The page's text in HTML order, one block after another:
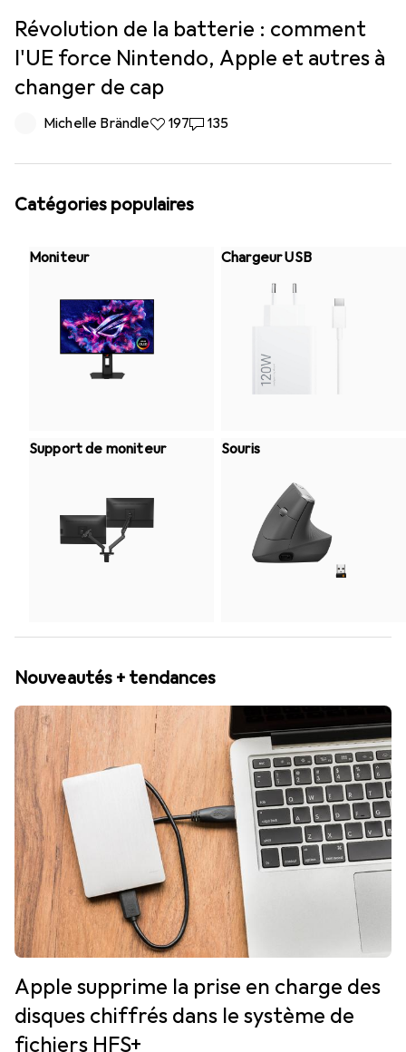
Révolution de la batterie : comment
l'UE force Nintendo, Apple et autres à
changer de cap
Michelle Brändle197 likes
197135 commentaires
135
Catégories populaires
Moniteur Chargeur USB
Support de moniteur Souris
Nouveautés + tendances
Apple supprime la prise en charge des
disques chiffrés dans le système de
fichiers HFS+